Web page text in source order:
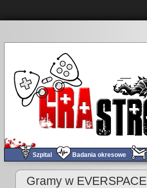
Szpital Badania okresowe
Gramy w EVERSPACE